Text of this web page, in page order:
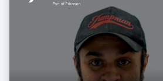
English
Svenska